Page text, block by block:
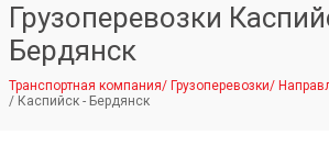
Грузоперевозки
Бердянск
Транспортная компания/ Грузоперевозки/
/ Каспийск - Бердянск